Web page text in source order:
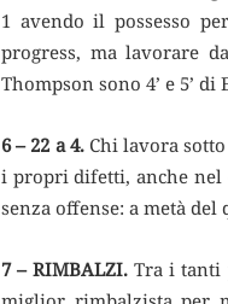
1 avendo il possesso
progress, ma lavorare
Thompson sono 4’ e 5’ di
6 – 22 a 4.Chi lavora sotto
i propri difetti, anche nel
senza offense: a metà del
7 – RIMBALZI. Tra i tanti